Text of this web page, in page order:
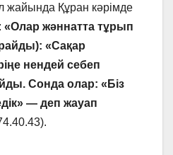
Құран кәрімде
«Олар жәннатта тұрып
«Сақар
нендей себеп
Сонда олар: «Біз
— деп жауап